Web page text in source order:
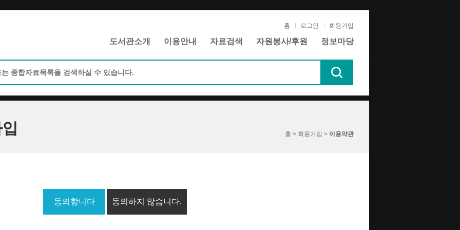
홈 로그인 회원가입
도서관소개 이용안내 자료검색 자원봉사/후원 정보마당
홈 > 회원가입 > 이용약관